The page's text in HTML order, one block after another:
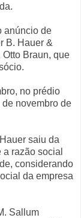
anúncio de
B. Hauer &
Braun, que
no prédio
novembro de
saiu da
razão social
considerando
da empresa
Sallum